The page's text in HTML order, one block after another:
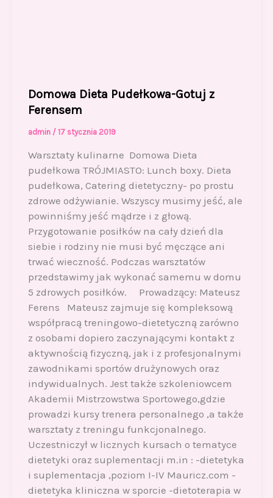
Domowa Dieta Pudełkowa-Gotuj z
Ferensem
admin / 17 stycznia 2019
Warsztaty kulinarne Domowa Dieta
pudełkowa TRÓJMIASTO: Lunch boxy. Dieta
pudełkowa, Catering dietetyczny- po prostu
zdrowe odżywianie. Wszyscy musimy jeść, ale
powinniśmy jeść mądrze i z głową.
Przygotowanie posiłków na cały dzień dla
siebie i rodziny nie musi być męczące ani
trwać wieczność. Podczas warsztatów
przedstawimy jak wykonać samemu w domu
5 zdrowych posiłków. Prowadzący: Mateusz
Ferens Mateusz zajmuje się kompleksową
współpracą treningowo-dietetyczną zarówno
z osobami dopiero zaczynającymi kontakt z
aktywnością fizyczną, jak i z profesjonalnymi
zawodnikami sportów drużynowych oraz
indywidualnych. Jest także szkoleniowcem
Akademii Mistrzowstwa Sportowego,gdzie
prowadzi kursy trenera personalnego ,a także
warsztaty z treningu funkcjonalnego.
Uczestniczył w licznych kursach o tematyce
dietetyki oraz suplementacji m.in : -dietetyka
i suplementacja ,poziom I-IV Mauricz.com -
dietetyka kliniczna w sporcie -dietoterapia w